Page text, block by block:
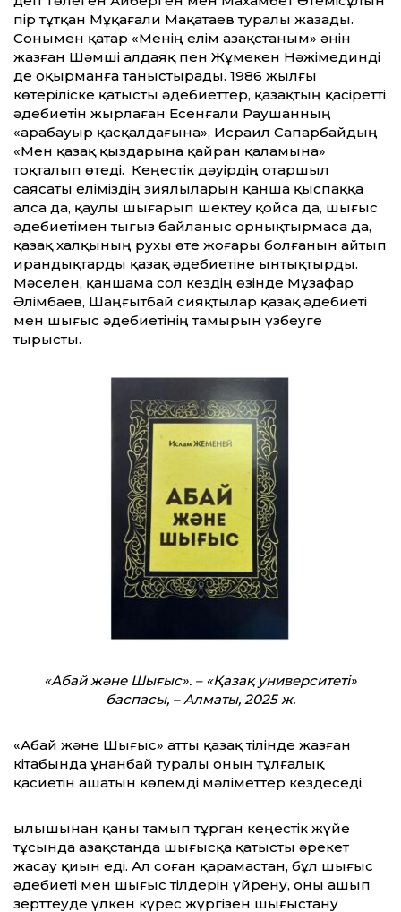
пір тұтқан Мұқағали Мақатаев туралы жазады.
Сонымен қатар «Менің елім Қазақстаным» әнін
жазған Шәмші Қалдаяқ пен Жұмекен Нәжімединді
де оқырманға таныстырады. 1986 жылғы
көтеріліске қатысты әдебиеттер, қазақтың қасіретті
әдебиетін жырлаған Есенғали Раушанның
«Қарабауыр қасқалдағына», Исраил Сапарбайдың
«Мен қазақ қыздарына қайран қаламына»
тоқталып өтеді. Кеңестік дәуірдің отаршыл
саясаты еліміздің зиялыларын қанша қыспаққа
алса да, қаулы шығарып шектеу қойса да, шығыс
әдебиетімен тығыз байланыс орнықтырмаса да,
қазақ халқының рухы өте жоғары болғанын айтып
ирандықтарды қазақ әдебиетіне ынтықтырды.
Мәселен, қаншама сол кездің өзінде Мұзафар
Әлімбаев, Шаңғытбай сияқтылар қазақ әдебиеті
мен шығыс әдебиетінің тамырын үзбеуге
тырысты.
«Абай және Шығыс». – «Қазақ университеті»
баспасы, – Алматы, 2025 ж.
«Абай және Шығыс» атты қазақ тілінде жазған
кітабында Құнанбай туралы оның тұлғалық
қасиетін ашатын көлемді мәліметтер кездеседі.
Қылышынан қаны тамып тұрған кеңестік жүйе
тұсында Қазақстанда шығысқа қатысты әрекет
жасау қиын еді. Ал соған қарамастан, бұл шығыс
әдебиеті мен шығыс тілдерін үйрену, оны ашып
зерттеуде үлкен күрес жүргізен шығыстану